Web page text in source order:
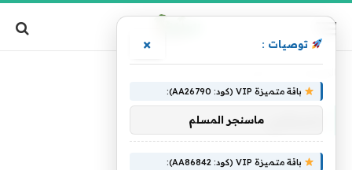
توصيات : ×
باقة متميزة VIP (كود: AA26790):
ماسنجر المسلم
باقة متميزة VIP (كود: AA86842):